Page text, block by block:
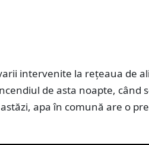
intervenite la rețeaua de
de asta noapte, când
apa în comună are o